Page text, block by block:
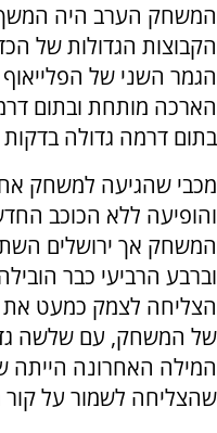
המשחק הערב היה המשך
הקבוצות הגדולות של
הגמר השני של
הארכה מותחת ובתום
בתום דרמה גדולה בדקות
מכבי שהגיעה למשחק
והופיעה ללא הכוכב
המשחק אך ירושלים
וברבע הרביעי כבר
הצליחה לצמק כמעט את
של המשחק, עם שלשה
המילה האחרונה
שהצליחה לשמור על קור